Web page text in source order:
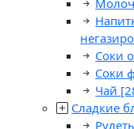
Соки
Соки
Чай
Сладкие